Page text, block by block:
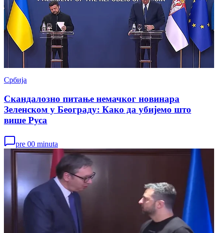
Србија
Скандалозно питање немачког новинара
Зеленском у Београду: Како да убијемо што
више Руса
pre 00 minuta